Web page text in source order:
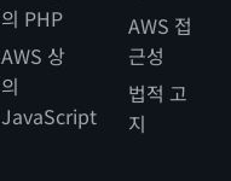
의 PHP
AWS 상
의
JavaScript
AWS 접
근성
법적 고
지